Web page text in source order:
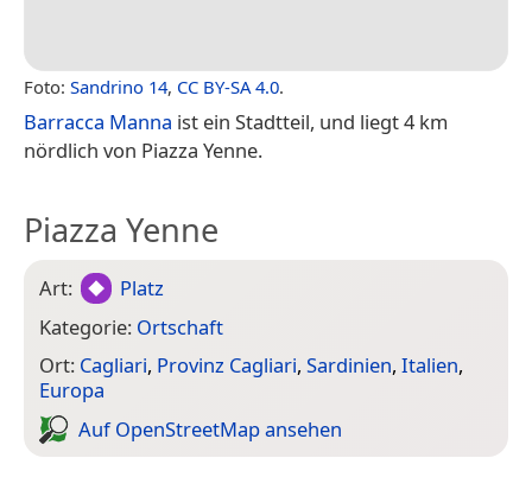
Foto: Sandrino 14, CC BY-SA 4.0.
Barracca Manna ist ein Stadtteil, und liegt 4 km
nördlich von Piazza Yenne.
Piazza Yenne
Art:
Platz
Kategorie: Ortschaft
Ort: Cagliari, Provinz Cagliari, Sardinien, Italien,
Europa
Auf Open­Street­Map ansehen